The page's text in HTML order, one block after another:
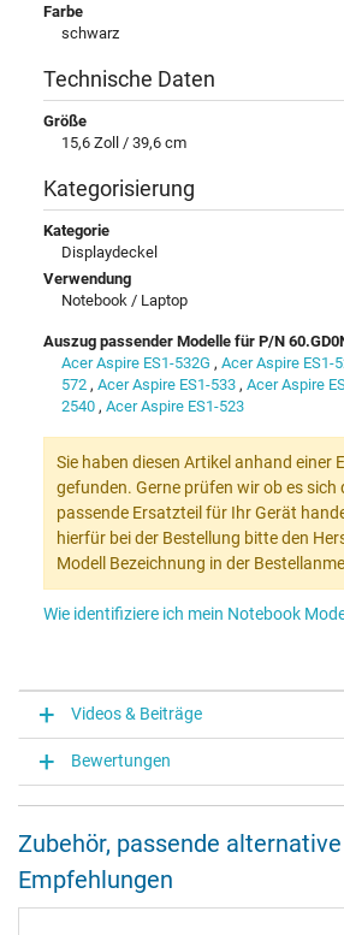
Farbe
schwarz
Technische Daten
Größe
15,6 Zoll / 39,6 cm
Kategorisierung
Kategorie
Displaydeckel
Verwendung
Notebook / Laptop
Auszug passender Modelle für P/N
Acer Aspire ES1-532G , Acer Aspire ES1-
572 , Acer Aspire ES1-533 , Acer Aspire
2540 , Acer Aspire ES1-523
Sie haben diesen Artikel anhand einer
gefunden. Gerne prüfen wir ob es sich
passende Ersatzteil für Ihr Gerät
hierfür bei der Bestellung bitte den
Modell Bezeichnung in der
Wie identifiziere ich mein Notebook
Videos & Beiträge
Bewertungen
Zubehör, passende
Empfehlungen